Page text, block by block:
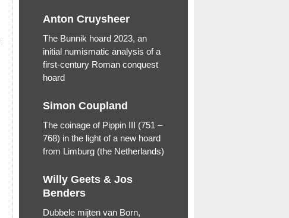
Anton Cruysheer
The Bunnik hoard 2023, an
initial numismatic analysis of a
first-century Roman conquest
hoard
Simon Coupland
The coinage of Pippin III (751 –
768) in the light of a new hoard
from Limburg (the Netherlands)
Willy Geets & Jos
Benders
Dubbele mijten van Born,